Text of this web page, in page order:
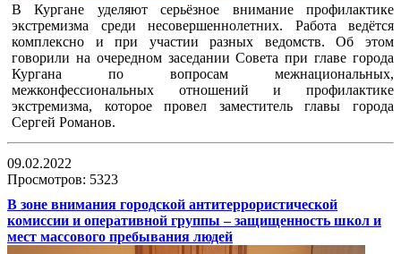
В Кургане уделяют серьёзное внимание профилактике
экстремизма среди несовершеннолетних. Работа ведётся
комплексно и при участии разных ведомств. Об этом
говорили на очередном заседании Совета при главе города
Кургана по вопросам межнациональных,
межконфессиональных отношений и профилактике
экстремизма, которое провел заместитель главы города
Сергей Романов.
09.02.2022
Просмотров: 5323
В зоне внимания городской антитеррористической
комиссии и оперативной группы – защищенность школ и
мест массового пребывания людей